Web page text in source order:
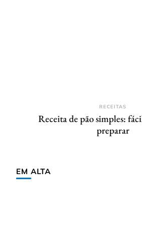
RECEITAS
Receita de pão simples:
preparar
EM ALTA